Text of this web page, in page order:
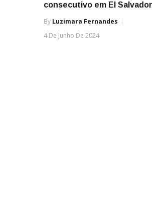
consecutivo em El Salvador
By Luzimara Fernandes
4 De Junho De 2024